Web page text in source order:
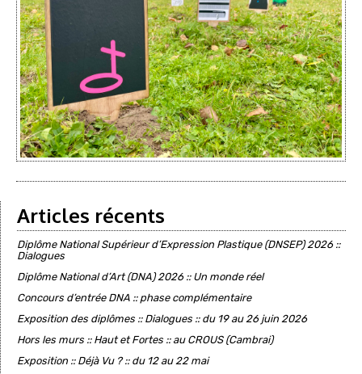
Articles récents
Diplôme National Supérieur d’Expression Plastique (DNSEP) 2026 ::
Dialogues
Diplôme National d’Art (DNA) 2026 :: Un monde réel
Concours d’entrée DNA :: phase complémentaire
Exposition des diplômes :: Dialogues :: du 19 au 26 juin 2026
Hors les murs :: Haut et Fortes :: au CROUS (Cambrai)
Exposition :: Déjà Vu ? :: du 12 au 22 mai